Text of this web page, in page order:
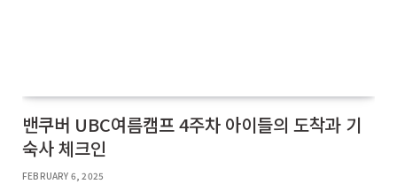
밴쿠버 UBC여름캠프 4주차 아이들의 도착과 기
숙사 체크인
FEBRUARY 6, 2025